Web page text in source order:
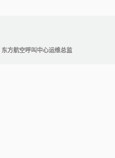
东方航空呼叫中心运维总监